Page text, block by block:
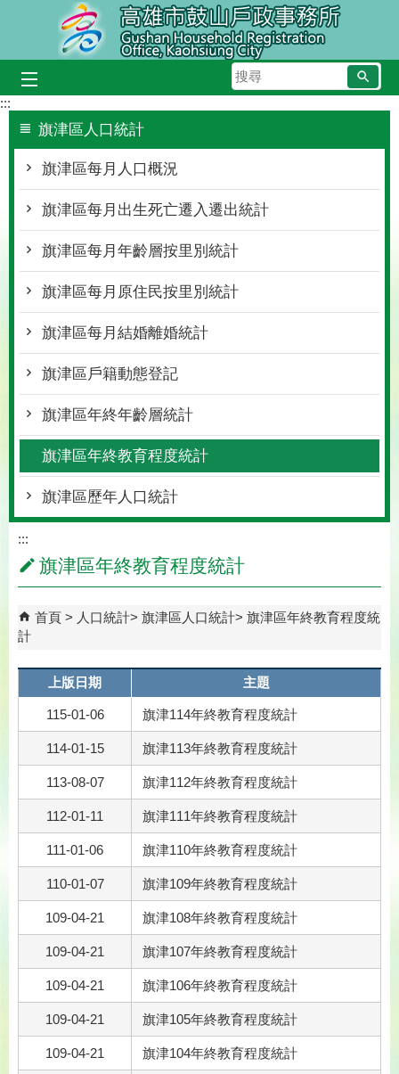
跳到主要內容區塊
搜
尋
:::
旗津區人口統計
旗津區每月人口概況
旗津區每月出生死亡遷入遷出統計
旗津區每月年齡層按里別統計
旗津區每月原住民按里別統計
旗津區每月結婚離婚統計
旗津區戶籍動態登記
旗津區年終年齡層統計
旗津區年終教育程度統計
旗津區歷年人口統計
:::
旗津區年終教育程度統計
首頁 人口統計 旗津區人口統計
旗津區年終教育程度統
計
上版日期 主題
115-01-06 旗津114年終教育程度統計
114-01-15 旗津113年終教育程度統計
113-08-07 旗津112年終教育程度統計
112-01-11 旗津111年終教育程度統計
111-01-06 旗津110年終教育程度統計
110-01-07 旗津109年終教育程度統計
109-04-21 旗津108年終教育程度統計
109-04-21 旗津107年終教育程度統計
109-04-21 旗津106年終教育程度統計
109-04-21 旗津105年終教育程度統計
109-04-21 旗津104年終教育程度統計